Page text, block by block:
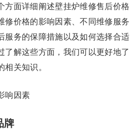
方面详细阐述壁挂炉维修售后价格
修价格的影响因素、不同维修服务
服务的保障措施以及如何选择合适
了解这些方面，我们可以更好地了
相关知识。
响因素
牌